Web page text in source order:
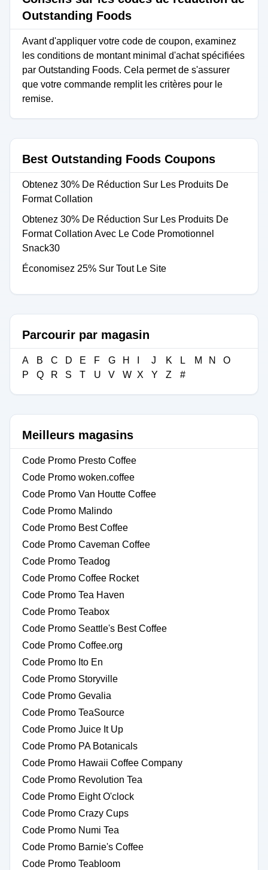
Outstanding Foods
Avant d'appliquer votre code de coupon, examinez
les conditions de montant minimal d'achat spécifiées
par Outstanding Foods. Cela permet de s'assurer
que votre commande remplit les critères pour le
remise.
Best Outstanding Foods Coupons
Obtenez 30% De Réduction Sur Les Produits De
Format Collation
Obtenez 30% De Réduction Sur Les Produits De
Format Collation Avec Le Code Promotionnel
Snack30
Économisez 25% Sur Tout Le Site
Parcourir par magasin
A B C D E F G H J K L M N
O
P
Q R S T U V W X Y Z #
Meilleurs magasins
Code Promo Presto Coffee
Code Promo woken.coffee
Code Promo Van Houtte Coffee
Code Promo Malindo
Code Promo Best Coffee
Code Promo Caveman Coffee
Code Promo Teadog
Code Promo Coffee Rocket
Code Promo Tea Haven
Code Promo Teabox
Code Promo Seattle's Best Coffee
Code Promo Coffee.org
Code Promo Ito En
Code Promo Storyville
Code Promo Gevalia
Code Promo TeaSource
Code Promo Juice It Up
Code Promo PA Botanicals
Code Promo Hawaii Coffee Company
Code Promo Revolution Tea
Code Promo Eight O'clock
Code Promo Crazy Cups
Code Promo Numi Tea
Code Promo Barnie's Coffee
Code Promo Teabloom